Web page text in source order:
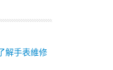
解手表維修